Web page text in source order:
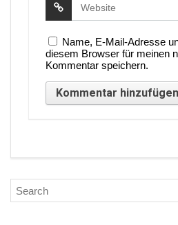
Name, E-Mail-Adresse
diesem Browser für meinen
Kommentar speichern.